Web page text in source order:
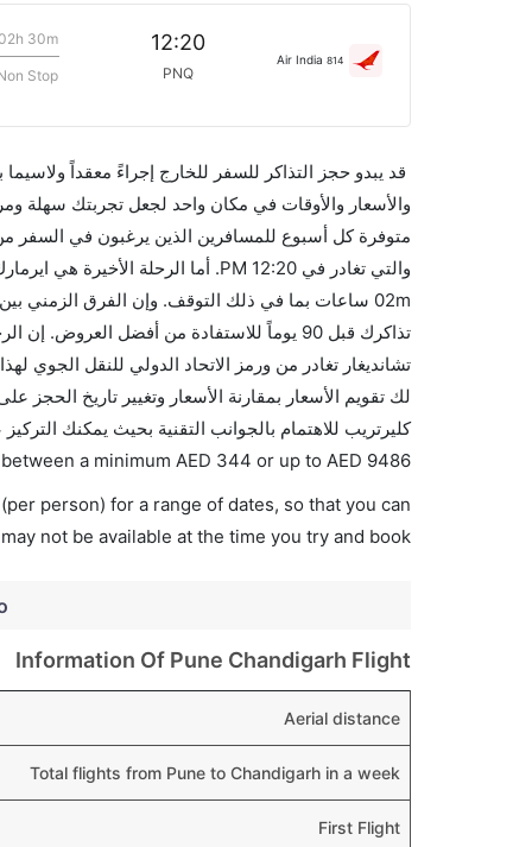
Air India 814
12:20
PNQ
30m
Stop
قد يبدو حجز التذاكر للسفر للخارج إجراءً معقداً
متوفرة كل أسبوع للمسافرين الذين يرغبون في السفر من
كليرتريب للاهتمام بالجوانب التقنية بحيث يمكنك
a minimum AED 344 or up to AED 9486
person) for a range of dates, so that you can
not be available at the time you try and book.
Information Of Pune Chandigarh Flight
Aerial distance
Total flights from Pune to Chandigarh in a week
First Flight